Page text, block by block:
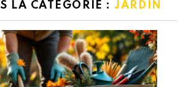
LA CATÉGORIE :JARDIN